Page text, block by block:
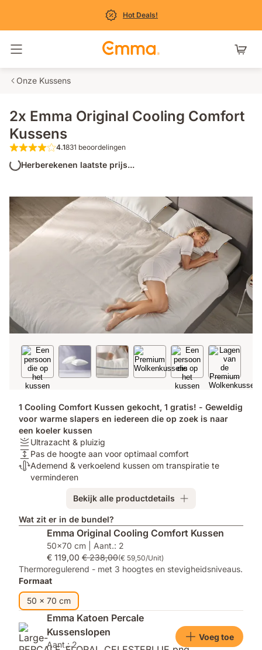
Hot Deals!
Navigatie in- en uitschakelen
Onze Kussens
2x Emma Original Cooling Comfort
Kussens
4.1 van de 5 sterren 831 beoordelingen
4.1831 beoordelingen
Herberekenen laatste prijs...
1 Cooling Comfort Kussen gekocht, 1 gratis! - Geweldig
voor warme slapers en iedereen die op zoek is naar
een koeler kussen
Stijfheid:
Ultrazacht
&
pluizig
Ultrazacht & pluizig
Hoogte:
Pas
optimaal
comfort
Pas de hoogte aan voor optimaal comfort
Temperatuurregulatie:
Ademend
om
transpiratie
verminderen
Ademend & verkoelend kussen om transpiratie te
verminderen
Bekijk alle productdetails
Wat zit er in de bundel?
Emma Original Cooling Comfort Kussen
50x70 cm | Aant.: 2
€ 119,00 € 238,00(€ 59,50/Unit)
Thermoregulerend - met 3 hoogtes en stevigheidsniveaus.
Formaat
50 x 70 cm
Emma Katoen Percale
Kussenslopen
Aant.: 2
Voeg toe